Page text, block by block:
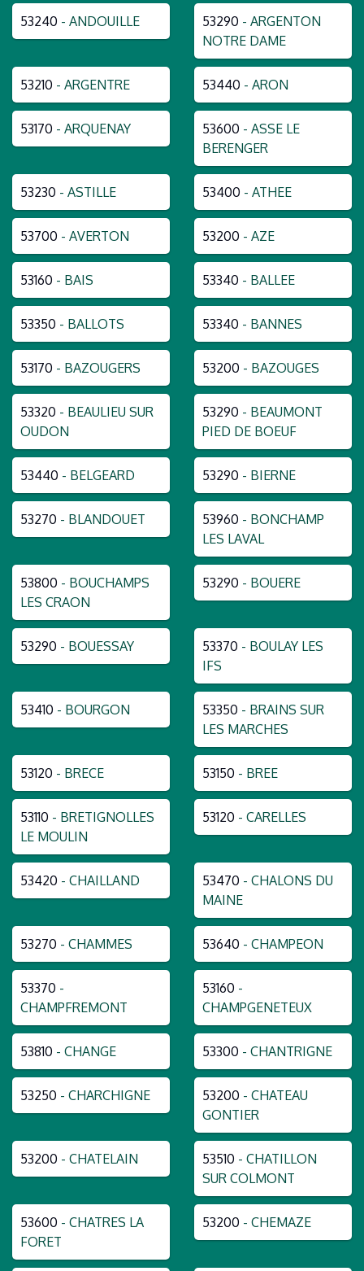
53240 - ANDOUILLE 53290 - ARGENTON
NOTRE DAME
53210 - ARGENTRE 53440 - ARON
53170 - ARQUENAY 53600 - ASSE LE
BERENGER
53230 - ASTILLE 53400 - ATHEE
53700 - AVERTON 53200 - AZE
53160 - BAIS 53340 - BALLEE
53350 - BALLOTS 53340 - BANNES
53170 - BAZOUGERS 53200 - BAZOUGES
53320 - BEAULIEU SUR
OUDON
53290 - BEAUMONT
PIED DE BOEUF
53440 - BELGEARD 53290 - BIERNE
53270 - BLANDOUET 53960 - BONCHAMP
LES LAVAL
53800 - BOUCHAMPS
LES CRAON
53290 - BOUERE
53290 - BOUESSAY 53370 - BOULAY LES
IFS
53410 - BOURGON 53350 - BRAINS SUR
LES MARCHES
53120 - BRECE 53150 - BREE
53110 - BRETIGNOLLES
LE MOULIN
53120 - CARELLES
53420 - CHAILLAND 53470 - CHALONS DU
MAINE
53270 - CHAMMES 53640 - CHAMPEON
53370 -
CHAMPFREMONT
53160 -
CHAMPGENETEUX
53810 - CHANGE 53300 - CHANTRIGNE
53250 - CHARCHIGNE 53200 - CHATEAU
GONTIER
53200 - CHATELAIN 53510 - CHATILLON
SUR COLMONT
53600 - CHATRES LA
FORET
53200 - CHEMAZE